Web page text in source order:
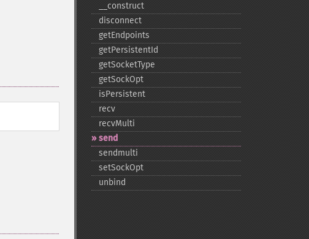
_​_​construct
disconnect
getEndpoints
getPersistentId
getSocketType
getSockOpt
isPersistent
recv
recvMulti
send
sendmulti
setSockOpt
unbind